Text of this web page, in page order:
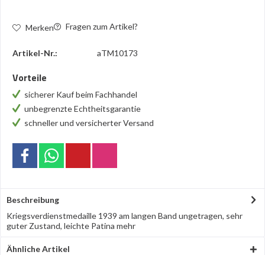
Merken Fragen zum Artikel?
Artikel-Nr.: aTM10173
Vorteile
sicherer Kauf beim Fachhandel
unbegrenzte Echtheitsgarantie
schneller und versicherter Versand
Beschreibung
Kriegsverdienstmedaille 1939 am langen Band ungetragen, sehr
guter Zustand, leichte Patina mehr
Ähnliche Artikel